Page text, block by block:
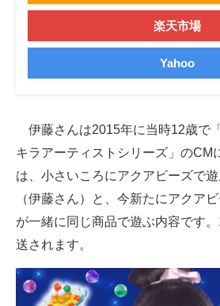
楽天市場
Yahoo
伊藤さんは2015年に当時12歳で
キラアーティストシリーズ」のCM
は、小さいころにアクアビーズで
（伊藤さん）と、今新たにアクア
が一緒に同じ商品で遊ぶ内容です
送されます。